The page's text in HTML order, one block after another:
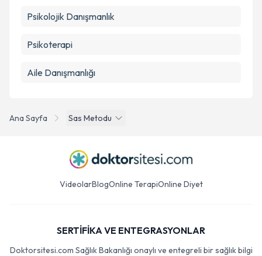
Ana Sayfa Sas Metodu
Psikolojik Danışmanlık
Psikoterapi
Aile Danışmanlığı
VideolarBlogOnline TerapiOnline Diyet
SERTİFİKA VE ENTEGRASYONLAR
Doktorsitesi.com Sağlık Bakanlığı onaylı ve entegreli bir sağlık bilgi